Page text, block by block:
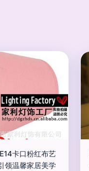
卡口粉红布艺
领温馨家居美学